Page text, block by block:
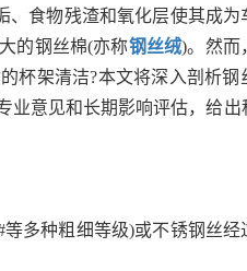
食物残渣和氧化层使其成为
的钢丝棉(亦称钢丝绒)。然而
杯架清洁?本文将深入剖析钢
业意见和长期影响评估，给出
多种粗细等级)或不锈钢丝经